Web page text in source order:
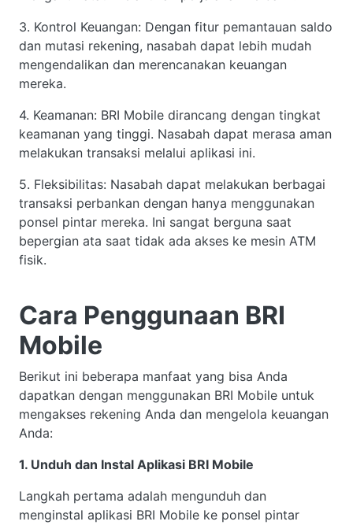
3. Kontrol Keuangan: Dengan fitur pemantauan saldo
dan mutasi rekening, nasabah dapat lebih mudah
mengendalikan dan merencanakan keuangan
mereka.
4. Keamanan: BRI Mobile dirancang dengan tingkat
keamanan yang tinggi. Nasabah dapat merasa aman
melakukan transaksi melalui aplikasi ini.
5. Fleksibilitas: Nasabah dapat melakukan berbagai
transaksi perbankan dengan hanya menggunakan
ponsel pintar mereka. Ini sangat berguna saat
bepergian ata saat tidak ada akses ke mesin ATM
fisik.
Cara Penggunaan BRI
Mobile
Berikut ini beberapa manfaat yang bisa Anda
dapatkan dengan menggunakan BRI Mobile untuk
mengakses rekening Anda dan mengelola keuangan
Anda:
1. Unduh dan Instal Aplikasi BRI Mobile
Langkah pertama adalah mengunduh dan
menginstal aplikasi BRI Mobile ke ponsel pintar